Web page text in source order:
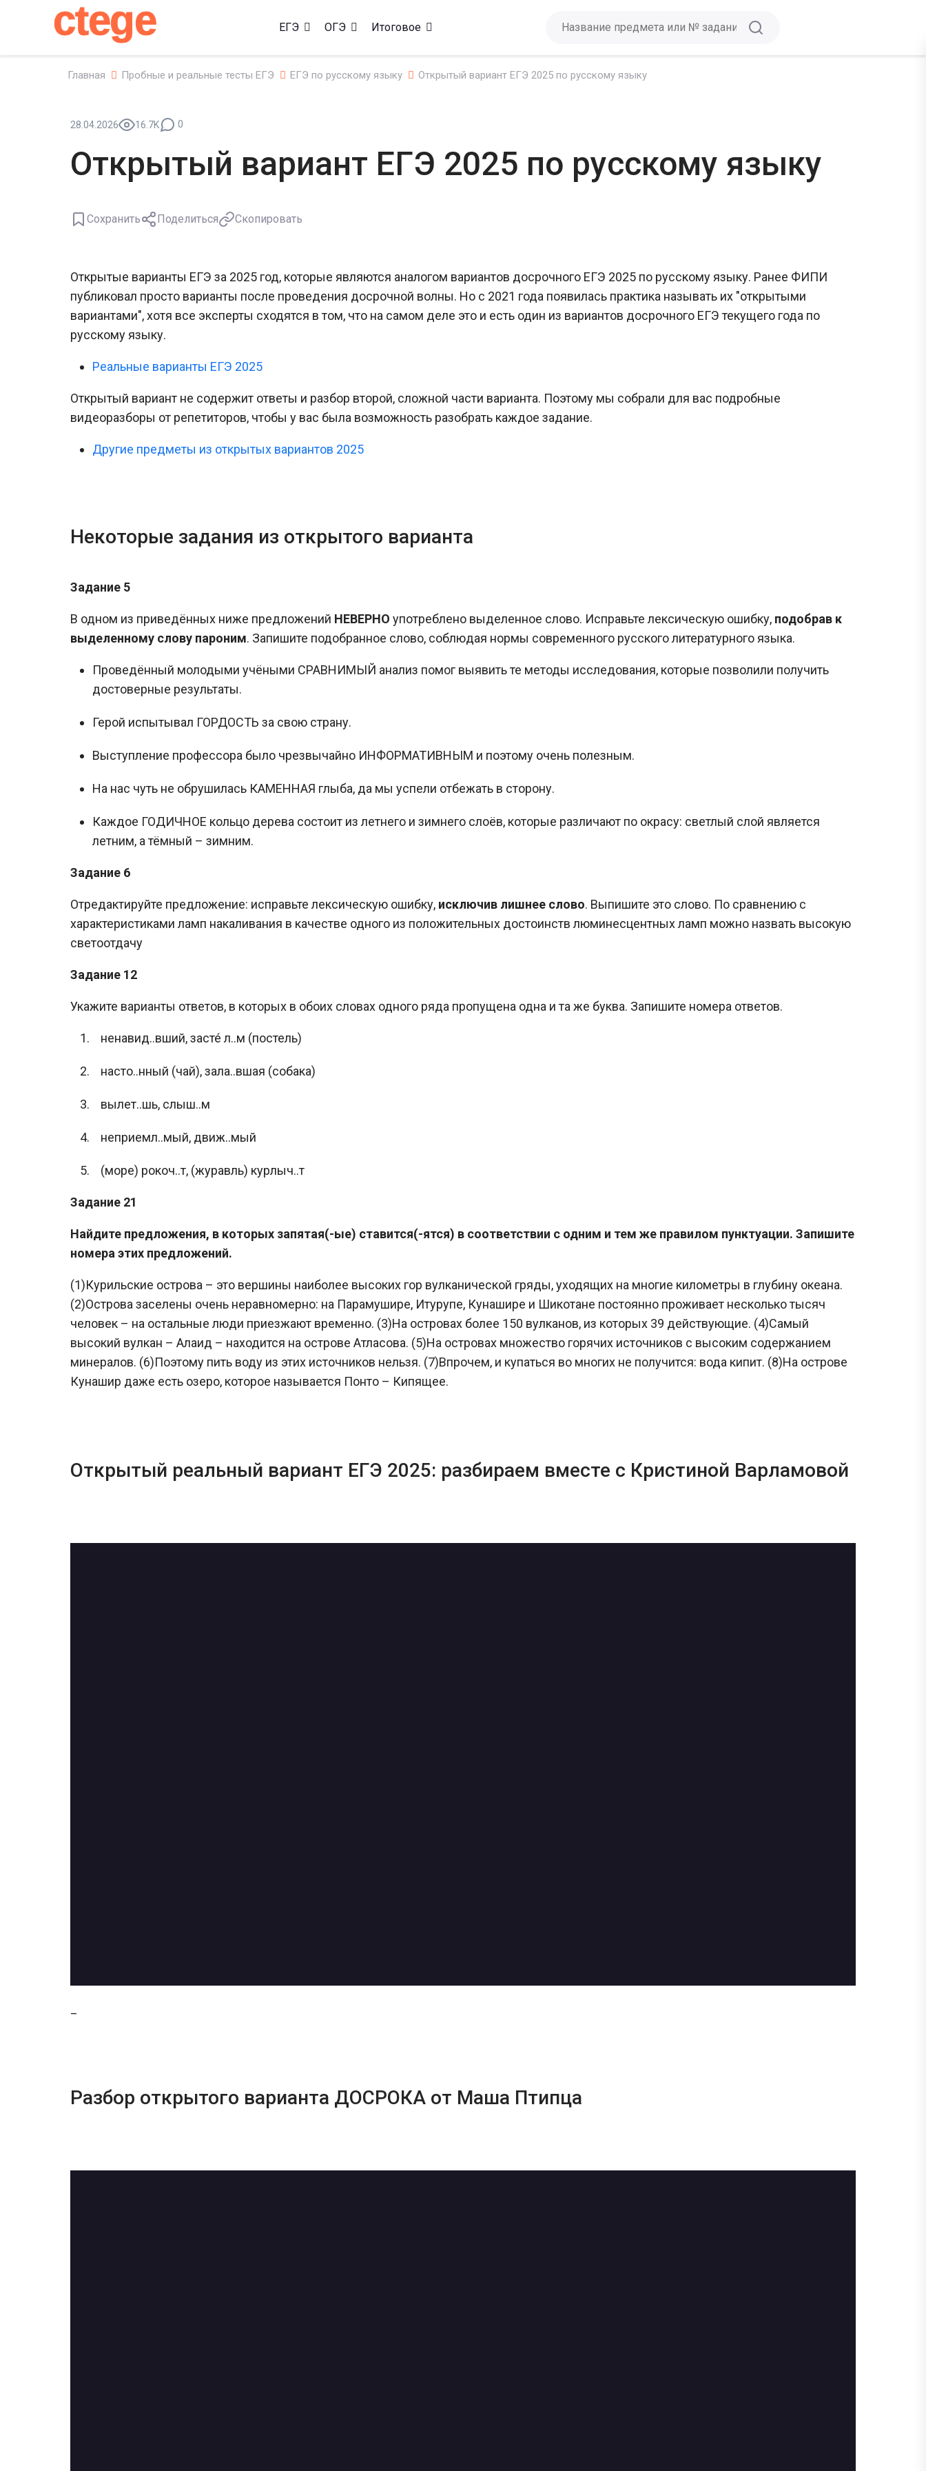
ctege ЕГЭ ОГЭ Итоговое
Главная Пробные и реальные тесты ЕГЭ ЕГЭ по русскому языку Открытый вариант ЕГЭ 2025 по русскому языку
28.04.2026 16.7K 0
Открытый вариант ЕГЭ 2025 по русскому языку
Сохранить Поделиться Скопировать
Открытые варианты ЕГЭ за 2025 год, которые являются аналогом вариантов досрочного ЕГЭ 2025 по русскому языку. Ранее ФИПИ
публиковал просто варианты после проведения досрочной волны. Но с 2021 года появилась практика называть их "открытыми
вариантами", хотя все эксперты сходятся в том, что на самом деле это и есть один из вариантов досрочного ЕГЭ текущего года по
русскому языку.
Реальные варианты ЕГЭ 2025
Открытый вариант не содержит ответы и разбор второй, сложной части варианта. Поэтому мы собрали для вас подробные
видеоразборы от репетиторов, чтобы у вас была возможность разобрать каждое задание.
Другие предметы из открытых вариантов 2025
Некоторые задания из открытого варианта
Задание 5
В одном из приведённых ниже предложений НЕВЕРНО употреблено выделенное слово. Исправьте лексическую ошибку, подобрав к
выделенному слову пароним. Запишите подобранное слово, соблюдая нормы современного русского литературного языка.
Проведённый молодыми учёными СРАВНИМЫЙ анализ помог выявить те методы исследования, которые позволили получить
достоверные результаты.
Герой испытывал ГОРДОСТЬ за свою страну.
Выступление профессора было чрезвычайно ИНФОРМАТИВНЫМ и поэтому очень полезным.
На нас чуть не обрушилась КАМЕННАЯ глыба, да мы успели отбежать в сторону.
Каждое ГОДИЧНОЕ кольцо дерева состоит из летнего и зимнего слоёв, которые различают по окрасу: светлый слой является
летним, а тёмный – зимним.
Задание 6
Отредактируйте предложение: исправьте лексическую ошибку, исключив лишнее слово. Выпишите это слово. По сравнению с
характеристиками ламп накаливания в качестве одного из положительных достоинств люминесцентных ламп можно назвать высокую
светоотдачу
Задание 12
Укажите варианты ответов, в которых в обоих словах одного ряда пропущена одна и та же буква. Запишите номера ответов.
ненавид..вший, засте́ л..м (постель)
насто..нный (чай), зала..вшая (собака)
вылет..шь, слыш..м
неприемл..мый, движ..мый
(море) рокоч..т, (журавль) курлыч..т
Задание 21
Найдите предложения, в которых запятая(-ые) ставится(-ятся) в соответствии с одним и тем же правилом пунктуации. Запишите
номера этих предложений.
(1)Курильские острова – это вершины наиболее высоких гор вулканической гряды, уходящих на многие километры в глубину океана.
(2)Острова заселены очень неравномерно: на Парамушире, Итурупе, Кунашире и Шикотане постоянно проживает несколько тысяч
человек – на остальные люди приезжают временно. (3)На островах более 150 вулканов, из которых 39 действующие. (4)Самый
высокий вулкан – Алаид – находится на острове Атласова. (5)На островах множество горячих источников с высоким содержанием
минералов. (6)Поэтому пить воду из этих источников нельзя. (7)Впрочем, и купаться во многих не получится: вода кипит. (8)На острове
Кунашир даже есть озеро, которое называется Понто – Кипящее.
Открытый реальный вариант ЕГЭ 2025: разбираем вместе с Кристиной Варламовой
Разбор открытого варианта ДОСРОКА от Маша Птипца